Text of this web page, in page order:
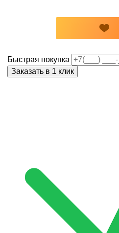
Быстрая покупка